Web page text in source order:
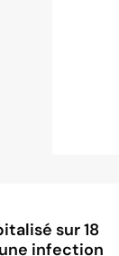
sur 18
infection